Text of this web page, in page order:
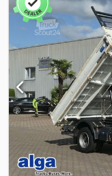
2 350 мм, общая
4 000 мм, ширина
грузового отсека:
центральный замок,
(ESP)